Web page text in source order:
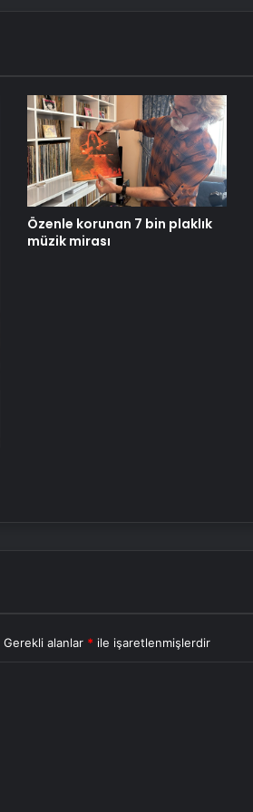
Özenle korunan 7 bin plaklık
müzik mirası
Gerekli alanlar * ile işaretlenmişlerdir